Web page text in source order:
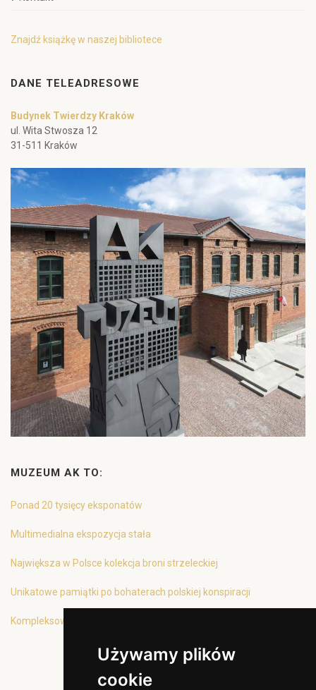
Używamy plików
cookie
Znajdź książkę w naszej bibliotece
DANE TELEADRESOWE
Budynek Twierdzy Kraków
ul. Wita Stwosza 12
31-511 Kraków
MUZEUM AK TO:
Ponad 20 tysięcy eksponatów
Multimedialna ekspozycja stała
Największa w Polsce kolekcja broni strzeleckiej
Unikatowe pamiątki po bohaterach polskiej konspiracji
Kompleksowa oferta edukacyjna